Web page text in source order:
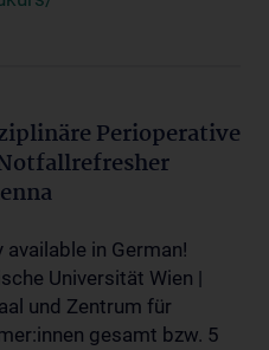
Perioperative
in German!
Universität Wien |
und Zentrum für
gesamt bzw. 5